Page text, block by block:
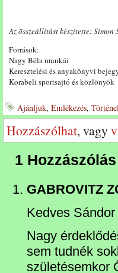
Az összeállítást készítette: Simon
Források:
Nagy Béla munkái
Keresztelési és anyakönyvi
Korabeli sportsajtó és közlönyök
Ajánljuk, Emlékezés,
Hozzászólhat, vagy
1 Hozzászólás
GABROVITZ
Kedves Sándor
Nagy
sem tudnék
születésemkor